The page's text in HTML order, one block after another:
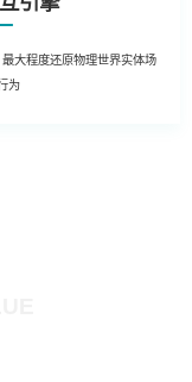
大程度还原物理世界实体场
为